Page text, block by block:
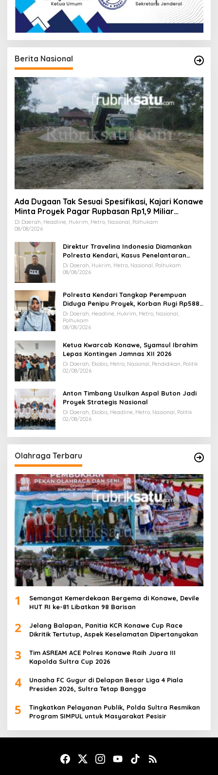
Berita Nasional
Ada Dugaan Tak Sesuai Spesifikasi, Kajari Konawe
Minta Proyek Pagar Rupbasan Rp1,9 Miliar
Dihentikan
Di Daerah, Headline, Hukrim, Metro, Nasional, Polhukam
08/08/2026
Direktur Travelina Indonesia Diamankan
Polresta Kendari, Kasus Penelantaran
Jemaah Umrah Masuk Babak Baru
Di Daerah, Hukrim, Metro, Nasional, Polhukam
08/08/2026
Polresta Kendari Tangkap Perempuan
Diduga Penipu Proyek, Korban Rugi Rp588,1
Juta
Di Daerah, Headline, Hukrim, Metro, Nasional,
Polhukam
08/08/2026
Ketua Kwarcab Konawe, Syamsul Ibrahim
Lepas Kontingen Jamnas XII 2026
Di Daerah, Ekobis, Metro, Nasional, Pendidikan, Politik
02/08/2026
Anton Timbang Usulkan Aspal Buton Jadi
Proyek Strategis Nasional
Di Daerah, Ekobis, Headline, Metro, Nasional, Politik
02/08/2026
Olahraga Terbaru
1
Semangat Kemerdekaan Bergema di Konawe, Devile
HUT RI ke-81 Libatkan 98 Barisan
2
Jelang Balapan, Panitia KCR Konawe Cup Race
Dikritik Tertutup, Aspek Keselamatan Dipertanyakan
3
Tim ASREAM ACE Polres Konawe Raih Juara III
Kapolda Sultra Cup 2026
4
Unaaha FC Gugur di Delapan Besar Liga 4 Piala
Presiden 2026, Sultra Tetap Bangga
5
Tingkatkan Pelayanan Publik, Polda Sultra Resmikan
Program SIMPUL untuk Masyarakat Pesisir